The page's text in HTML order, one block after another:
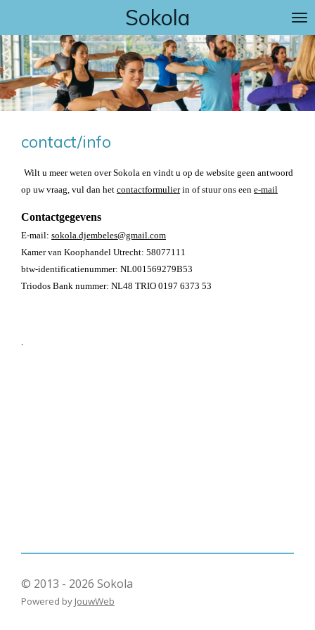
naar
de
hoofdinhoud
Sokola
contact/info
Wilt u meer weten over Sokola en vindt u op de website geen antwoord
op uw vraag, vul dan het contactformulierin of stuur ons een e-mail
Contactgegevens
E-mail: sokola.djembeles@gmail.com
Kamer van Koophandel Utrecht: 58077111
btw-identificatienummer: NL001569279B53
Triodos Bank nummer: NL48 TRIO 0197 6373 53
.
© 2013 - 2026 Sokola
Powered by JouwWeb